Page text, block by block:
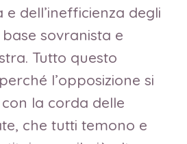
dell’inefficienza degli
sovranista e
Tutto questo
l’opposizione si
la corda delle
che tutti temono e